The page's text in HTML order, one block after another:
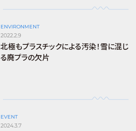
ENVIRONMENT
2022.2.9
北極もプラスチックによる汚染！雪に混じ
る廃プラの欠片
EVENT
2024.3.7